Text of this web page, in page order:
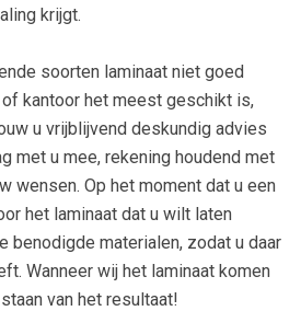
krijgt.
soorten laminaat niet goed
kantoor het meest geschikt is,
u vrijblijvend deskundig advies
met u mee, rekening houdend met
wensen. Op het moment dat u een
het laminaat dat u wilt laten
benodigde materialen, zodat u daar
Wanneer wij het laminaat komen
van het resultaat!